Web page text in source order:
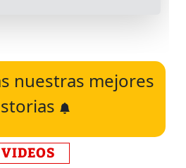
nuestras mejores
VIDEOS